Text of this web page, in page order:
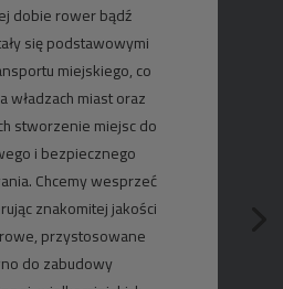
dobie rower bądź
się podstawowymi
miejskiego, co
władzach miast oraz
stworzenie miejsc do
i bezpiecznego
Chcemy wesprzeć
znakomitej jakości
przystosowane
do zabudowy